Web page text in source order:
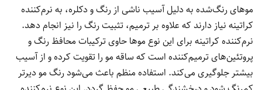
موهای رنگ‌شده به دلیل آسیب ناشی از رنگ و دکلره، به نرم‌کننده
کراتینه نیاز دارند که علاوه بر ترمیم، تثبیت رنگ را نیز انجام دهد.
نرم‌کننده کراتینه برای این نوع موها حاوی ترکیبات محافظ رنگ و
پروتئین‌های ترمیم‌کننده است که ساقه مو را تقویت کرده و از آسیب
بیشتر جلوگیری می‌کند. استفاده منظم باعث می‌شود رنگ مو دیرتر